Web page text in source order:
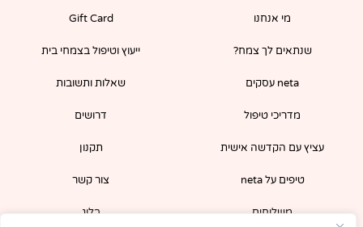
o
-
f
מי אנחנו
שנתאים לך צמח?
neta עסקים
מדריכי טיפול
עציץ עם הקדשה אישית
טיפים על neta
משלוחים
Gift Card
ייעוץ וטיפול בצמחי בית
שאלות ותשובות
דרושים
תקנון
צור קשר
בלוג